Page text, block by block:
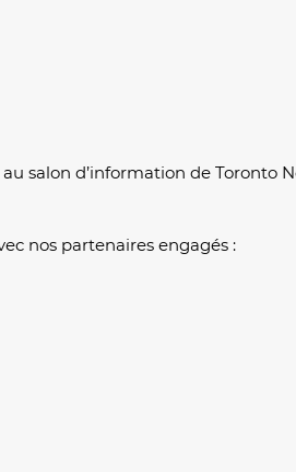
salon d’information de Toronto
nos partenaires engagés :